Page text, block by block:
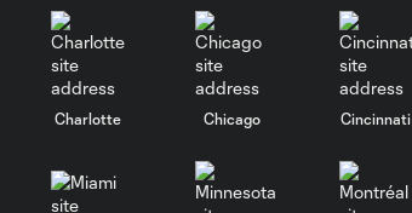
Charlotte Chicago Cincinnati